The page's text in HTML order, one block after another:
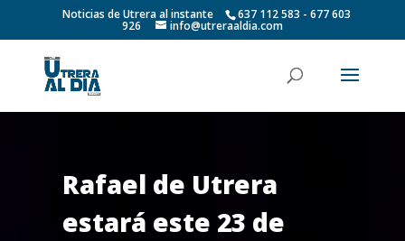
Noticias de Utrera al instante 637 112 583 - 677 603
926 info@utreraaldia.com
Rafael de Utrera
estará este 23 de